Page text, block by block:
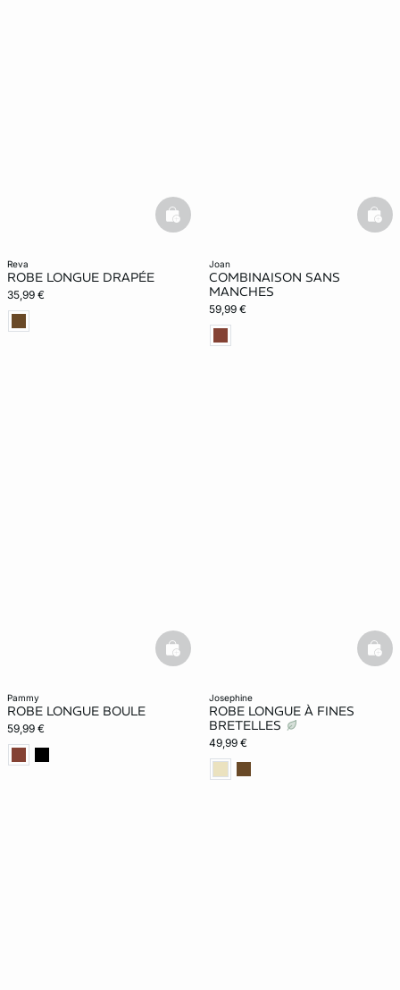
reva
ROBE LONGUE DRAPÉE
35,99 €
basketfull
joan
COMBINAISON SANS
MANCHES
59,99 €
pammy
ROBE LONGUE BOULE
59,99 €
basketfull
josephine
ROBE LONGUE À FINES
BRETELLES
49,99 €